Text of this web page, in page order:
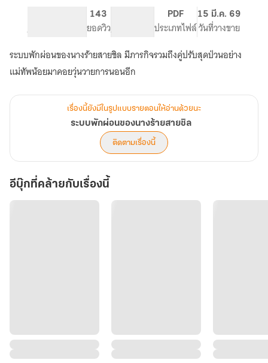
ร้าย
สาย
ชิล
จำนวนหน้า (A5)
143
ยอดวิวระดับเนื้อหา
PDF
ประเภทไฟล์
15 มี.ค. 69
วันที่วางขาย
ระบบพักผ่อนของนางร้ายสายชิล มีภารกิจรวมถึงคู่ปรับสุดป่วนอย่าง
แม่ทัพน้อยมาคอยวุ่นวายการนอนอีก
เรื่องนี้ยังมีในรูปแบบรายตอนให้อ่านด้วยนะ
ระบบพักผ่อนของนางร้ายสายชิล
ติดตามเรื่องนี้
อีบุ๊กที่คล้ายกับเรื่องนี้